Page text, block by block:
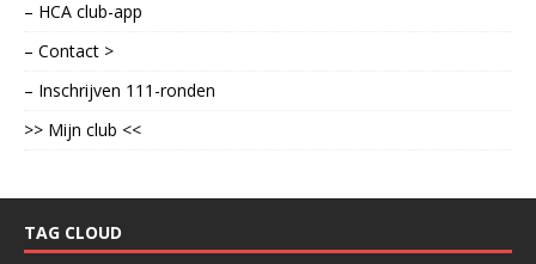
– HCA club-app
– Contact >
– Inschrijven 111-ronden
>> Mijn club <<
TAG CLOUD